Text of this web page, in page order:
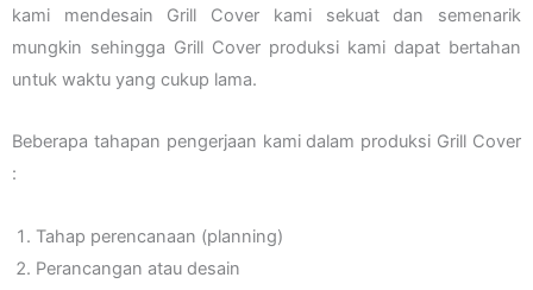
kami mendesain Grill Cover kami sekuat dan semenarik
mungkin sehingga Grill Cover produksi kami dapat bertahan
untuk waktu yang cukup lama.
Beberapa tahapan pengerjaan kami dalam produksi Grill Cover
:
Tahap perencanaan (planning)
Perancangan atau desain